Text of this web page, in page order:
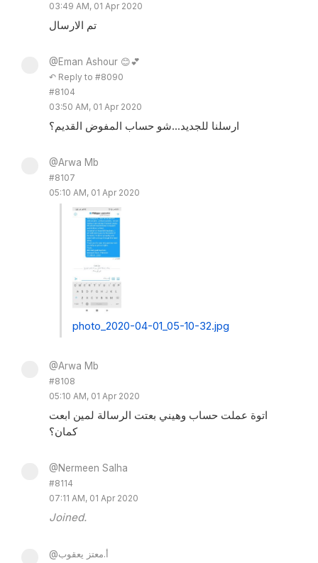
03:49 AM, 01 Apr 2020
تم الارسال
@Eman Ashour 😊💕
↶ Reply to #8090
#8104
03:50 AM, 01 Apr 2020
ارسلنا للجديد...شو حساب المفوض القديم؟
@Arwa Mb
#8107
05:10 AM, 01 Apr 2020
photo_2020-04-01_05-10-32.jpg
@Arwa Mb
#8108
05:10 AM, 01 Apr 2020
اتوة عملت حساب وهيني بعتت الرسالة لمين ابعت
كمان؟
@Nermeen Salha
#8114
07:11 AM, 01 Apr 2020
Joined.
@أ.معتز يعقوب